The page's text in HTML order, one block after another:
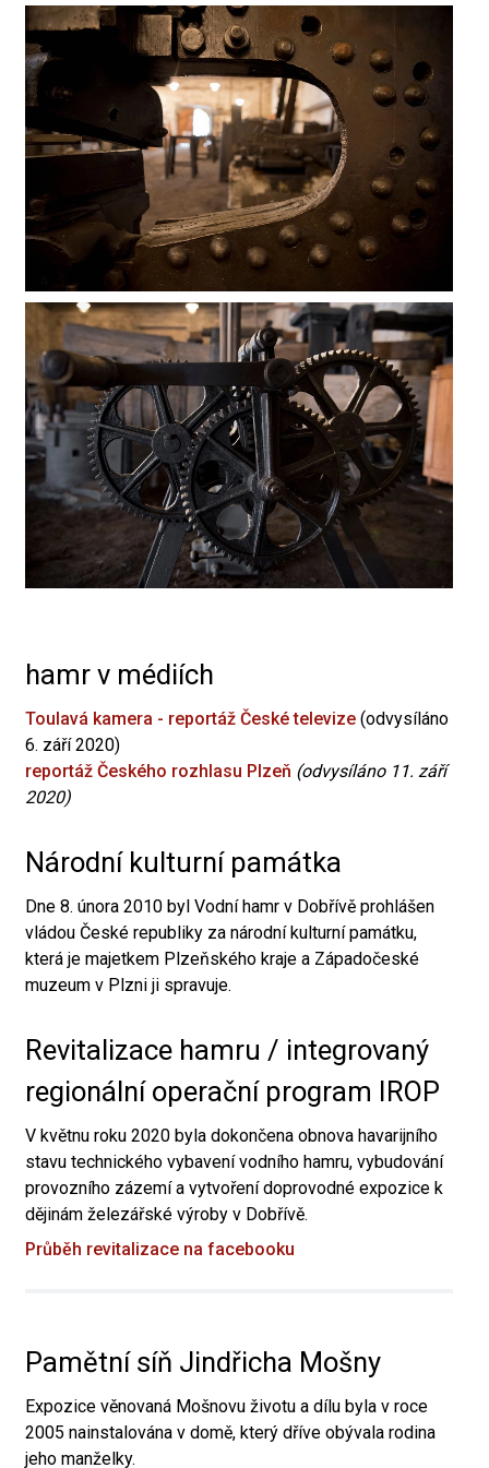
hamr v médiích
Toulavá kamera - reportáž České televize (odvysíláno
6. září 2020)
reportáž Českého rozhlasu Plzeň (odvysíláno 11. září
2020)
Národní kulturní památka
Dne 8. února 2010 byl Vodní hamr v Dobřívě prohlášen
vládou České republiky za národní kulturní památku,
která je majetkem Plzeňského kraje a Západočeské
muzeum v Plzni ji spravuje.
Revitalizace hamru / integrovaný
regionální operační program IROP
V květnu roku 2020 byla dokončena obnova havarijního
stavu technického vybavení vodního hamru, vybudování
provozního zázemí a vytvoření doprovodné expozice k
dějinám železářské výroby v Dobřívě.
Průběh revitalizace na facebooku
Pamětní síň Jindřicha Mošny
Expozice věnovaná Mošnovu životu a dílu byla v roce
2005 nainstalována v domě, který dříve obývala rodina
jeho manželky.